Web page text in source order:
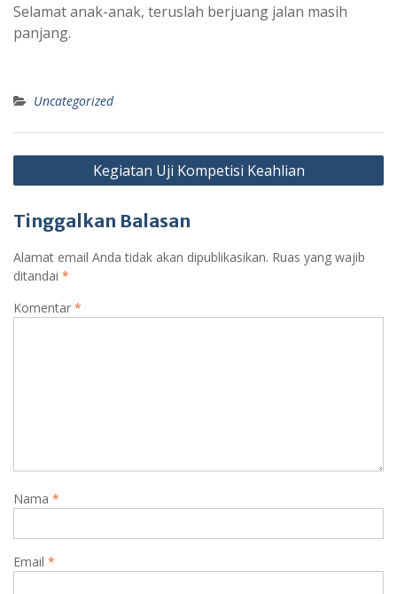
Selamat anak-anak, teruslah berjuang jalan masih
panjang.
Uncategorized
Navigasi
pos
Kegiatan Uji Kompetisi Keahlian
Tinggalkan Balasan
Alamat email Anda tidak akan dipublikasikan. Ruas yang wajib
ditandai *
Komentar *
Nama *
Email *